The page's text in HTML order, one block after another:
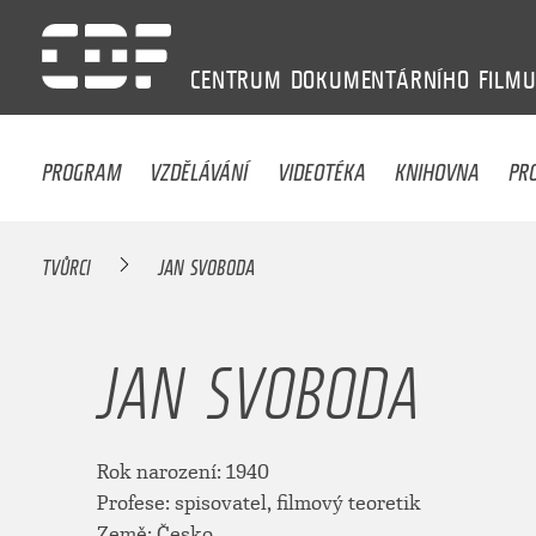
CENTRUM DOKUMENTÁRNÍHO FILMU
PROGRAM VZDĚLÁVÁNÍ VIDEOTÉKA KNIHOVNA
TVŮRCI JAN SVOBODA
JAN SVOBODA
Rok narození: 1940
Profese: spisovatel, filmový teoretik